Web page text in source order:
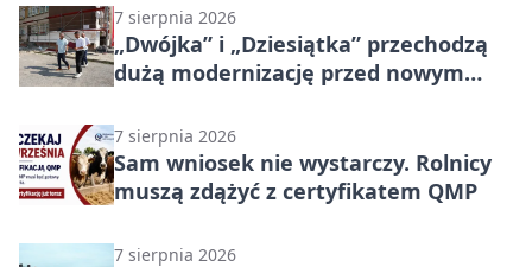
7 sierpnia 2026
„Dwójka” i „Dziesiątka” przechodzą
dużą modernizację przed nowym
7 sierpnia 2026
Sam wniosek nie wystarczy. Rolnicy
muszą zdążyć z certyfikatem QMP
7 sierpnia 2026